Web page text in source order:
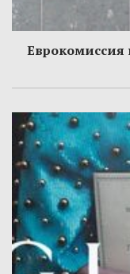
Еврокомиссия